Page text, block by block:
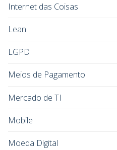
Internet das Coisas
Lean
LGPD
Meios de Pagamento
Mercado de TI
Mobile
Moeda Digital